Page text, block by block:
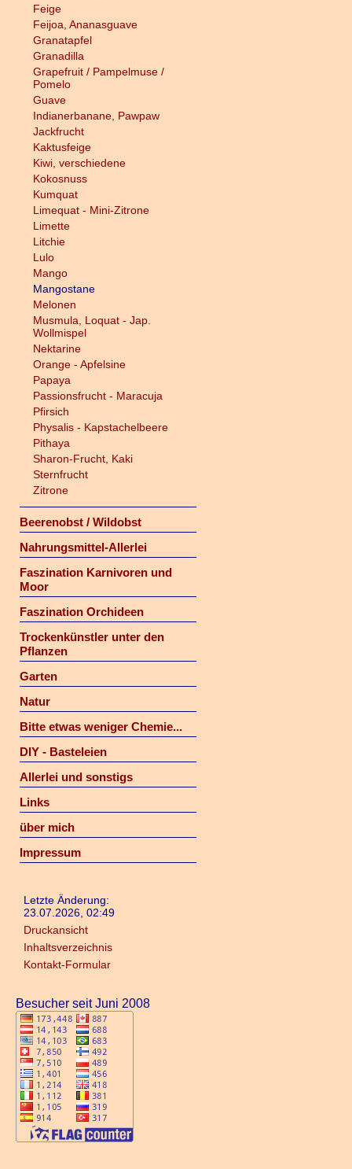
Feige
Feijoa, Ananasguave
Granatapfel
Granadilla
Grapefruit / Pampelmuse /
Pomelo
Guave
Indianerbanane, Pawpaw
Jackfrucht
Kaktusfeige
Kiwi, verschiedene
Kokosnuss
Kumquat
Limequat - Mini-Zitrone
Limette
Litchie
Lulo
Mango
Mangostane
Melonen
Musmula, Loquat - Jap.
Wollmispel
Nektarine
Orange - Apfelsine
Papaya
Passionsfrucht - Maracuja
Pfirsich
Physalis - Kapstachelbeere
Pithaya
Sharon-Frucht, Kaki
Sternfrucht
Zitrone
Beerenobst / Wildobst
Nahrungsmittel-Allerlei
Faszination Karnivoren und
Moor
Faszination Orchideen
Trockenkünstler unter den
Pflanzen
Garten
Natur
Bitte etwas weniger Chemie...
DIY - Basteleien
Allerlei und sonstigs
Links
über mich
Impressum
Letzte Änderung:
23.07.2026, 02:49
Druckansicht
Inhaltsverzeichnis
Kontakt-Formular
Besucher seit Juni 2008